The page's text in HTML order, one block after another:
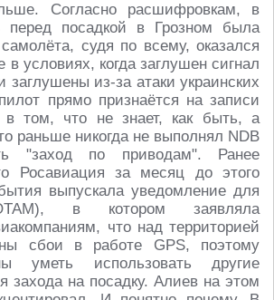
Согласно расшифровкам, в
перед посадкой в Грозном была
судя по всему, оказался
в условиях, когда заглушен сигнал
из-за атаки украинских
прямо признаётся на записи
в том, что не знает, как быть, а
раньше никогда не выполнял NDB
"заход по приводам". Ранее
Росавиация за месяц до этого
выпускала уведомление для
в котором заявляла
что над территорией
сбои в работе GPS, поэтому
уметь использовать другие
захода на посадку. Алиев на этом